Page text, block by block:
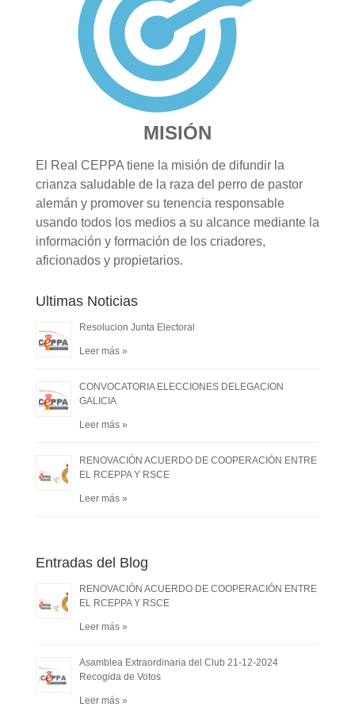
MISIÓN
El Real CEPPA tiene la misión de difundir la
crianza saludable de la raza del perro de pastor
alemán y promover su tenencia responsable
usando todos los medios a su alcance mediante la
información y formación de los criadores,
aficionados y propietarios.
Ultimas Noticias
Resolucion Junta Electoral
Leer más »
CONVOCATORIA ELECCIONES DELEGACION
GALICIA
Leer más »
RENOVACIÓN ACUERDO DE COOPERACIÓN ENTRE
EL RCEPPA Y RSCE
Leer más »
Entradas del Blog
RENOVACIÓN ACUERDO DE COOPERACIÓN ENTRE
EL RCEPPA Y RSCE
Leer más »
Asamblea Extraordinaria del Club 21-12-2024
Recogida de Votos
Leer más »